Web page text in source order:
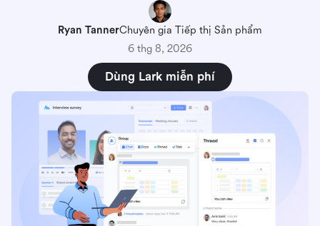
Ryan TannerChuyên gia Tiếp thị Sản phẩm
6 thg 8, 2026
Dùng Lark miễn phí